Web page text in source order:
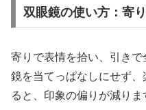
双眼鏡の使い方：寄
寄りで表情を拾い、引き
鏡を当てっぱなしにせず、
ると、印象の偏りが減りま